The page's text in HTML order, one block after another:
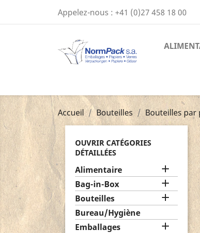
Appelez-nous : +41 (0)27 458 18 00
Accueil Bouteilles Bouteilles par
OUVRIR CATÉGORIES
DÉTAILLÉES
Alimentaire 
Bag-in-Box 
Bouteilles 
Bureau/Hygiène
Emballages
